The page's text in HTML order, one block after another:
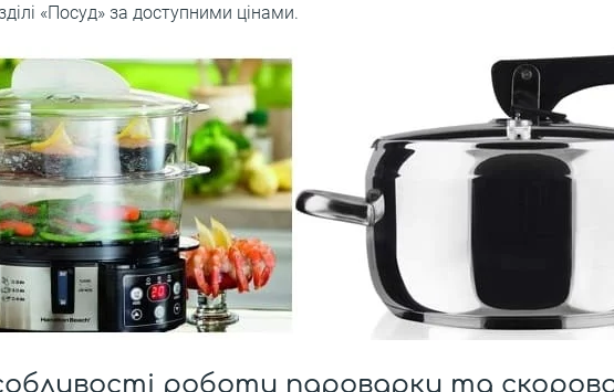
«Посуд» за доступними цінами.
роботи пароварки та